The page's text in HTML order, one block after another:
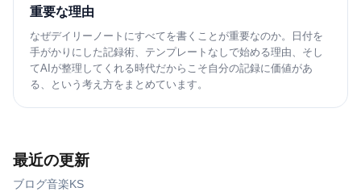
重要な理由
なぜデイリーノートにすべてを書くことが重要なのか。日付を
手がかりにした記録術、テンプレートなしで始める理由、そし
てAIが整理してくれる時代だからこそ自分の記録に価値があ
る、という考え方をまとめています。
最近の更新
ブログ音楽KS